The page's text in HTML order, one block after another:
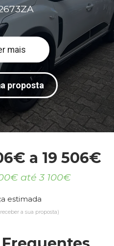
mais
proposta
a 19 506€
até 3 100€
estimada
a sua proposta)